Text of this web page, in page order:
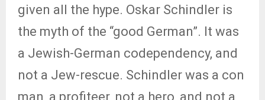
given all the hype. Oskar Schindler is
the myth of the “good German”. It was
a Jewish-German codependency, and
not a Jew-rescue. Schindler was a con
man, a profiteer, not a hero, and not a